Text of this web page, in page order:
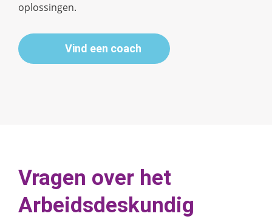
oplossingen.
Vind een coach
Vragen over het
Arbeidsdeskundig